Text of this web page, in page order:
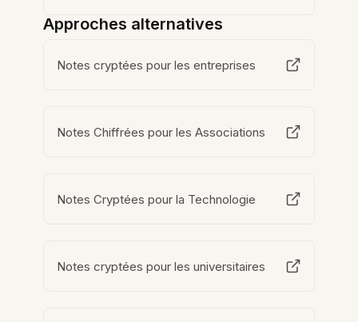
Approches alternatives
Notes cryptées pour les entreprises
Notes Chiffrées pour les Associations
Notes Cryptées pour la Technologie
Notes cryptées pour les universitaires